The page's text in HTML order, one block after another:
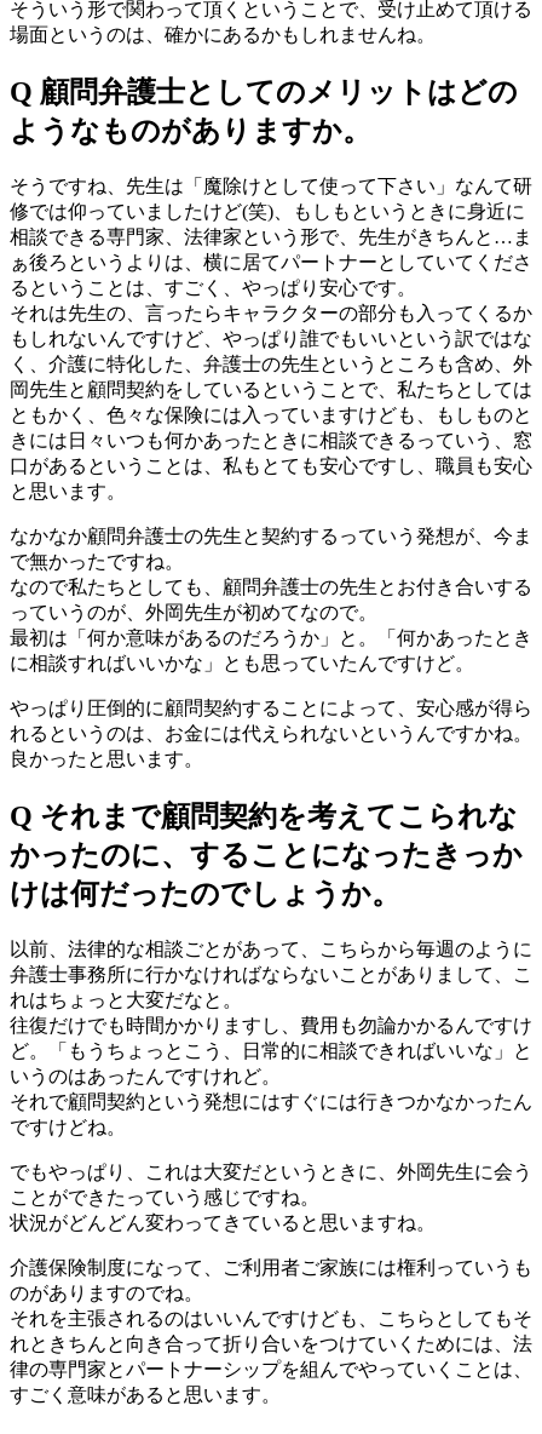
そういう形で関わって頂くということで、受け止めて頂ける
場面というのは、確かにあるかもしれませんね。
Q 顧問弁護士としてのメリットはどの
ようなものがありますか。
そうですね、先生は「魔除けとして使って下さい」なんて研
修では仰っていましたけど(笑)、もしもというときに身近に
相談できる専門家、法律家という形で、先生がきちんと…ま
ぁ後ろというよりは、横に居てパートナーとしていてくださ
るということは、すごく、やっぱり安心です。
それは先生の、言ったらキャラクターの部分も入ってくるか
もしれないんですけど、やっぱり誰でもいいという訳ではな
く、介護に特化した、弁護士の先生というところも含め、外
岡先生と顧問契約をしているということで、私たちとしては
ともかく、色々な保険には入っていますけども、もしものと
きには日々いつも何かあったときに相談できるっていう、窓
口があるということは、私もとても安心ですし、職員も安心
と思います。
なかなか顧問弁護士の先生と契約するっていう発想が、今ま
で無かったですね。
なので私たちとしても、顧問弁護士の先生とお付き合いする
っていうのが、外岡先生が初めてなので。
最初は「何か意味があるのだろうか」と。「何かあったとき
に相談すればいいかな」とも思っていたんですけど。
やっぱり圧倒的に顧問契約することによって、安心感が得ら
れるというのは、お金には代えられないというんですかね。
良かったと思います。
Q それまで顧問契約を考えてこられな
かったのに、することになったきっか
けは何だったのでしょうか。
以前、法律的な相談ごとがあって、こちらから毎週のように
弁護士事務所に行かなければならないことがありまして、こ
れはちょっと大変だなと。
往復だけでも時間かかりますし、費用も勿論かかるんですけ
ど。「もうちょっとこう、日常的に相談できればいいな」と
いうのはあったんですけれど。
それで顧問契約という発想にはすぐには行きつかなかったん
ですけどね。
でもやっぱり、これは大変だというときに、外岡先生に会う
ことができたっていう感じですね。
状況がどんどん変わってきていると思いますね。
介護保険制度になって、ご利用者ご家族には権利っていうも
のがありますのでね。
それを主張されるのはいいんですけども、こちらとしてもそ
れときちんと向き合って折り合いをつけていくためには、法
律の専門家とパートナーシップを組んでやっていくことは、
すごく意味があると思います。